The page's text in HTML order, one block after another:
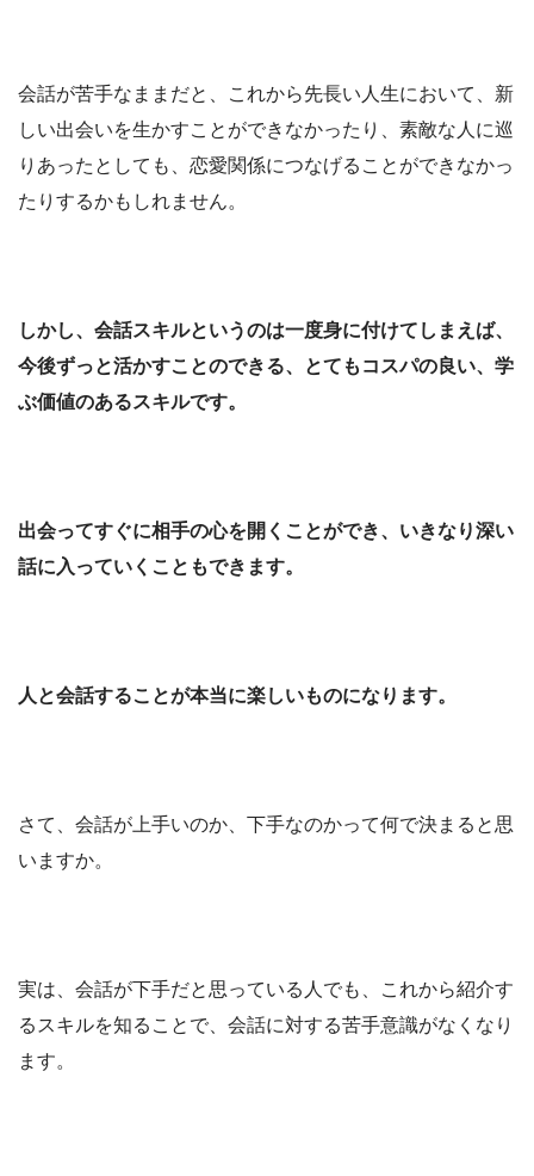
会話が苦手なままだと、これから先長い人生において、新
しい出会いを生かすことができなかったり、素敵な人に巡
りあったとしても、恋愛関係につなげることができなかっ
たりするかもしれません。
しかし、会話スキルというのは一度身に付けてしまえば、
今後ずっと活かすことのできる、とてもコスパの良い、学
ぶ価値のあるスキルです。
出会ってすぐに相手の心を開くことができ、いきなり深い
話に入っていくこともできます。
人と会話することが本当に楽しいものになります。
さて、会話が上手いのか、下手なのかって何で決まると思
いますか。
実は、会話が下手だと思っている人でも、これから紹介す
るスキルを知ることで、会話に対する苦手意識がなくなり
ます。